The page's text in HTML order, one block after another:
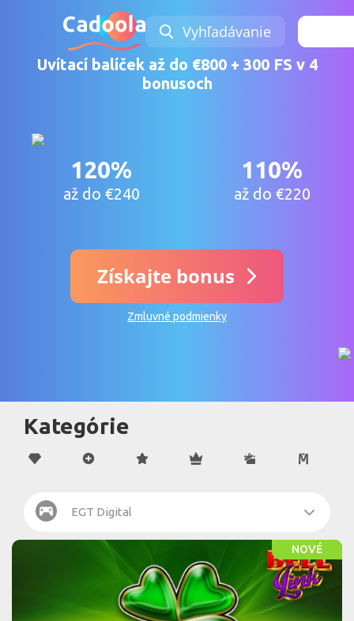
Vyhľadávanie
Uvítací balíček až do €800 + 300 FS v 4
bonusoch
120%
až do €240
110%
až do €220
Získajte bonus
Zmluvné podmienky
Kategórie
EGT Digital
NOVÉ